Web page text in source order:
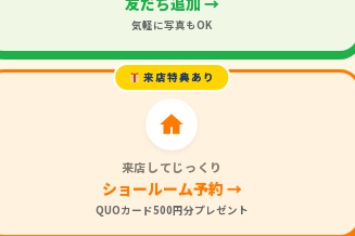
気軽に写真もOK
来店特典あり
来店してじっくり
ショールーム予約 →
QUOカード500円分プレゼント